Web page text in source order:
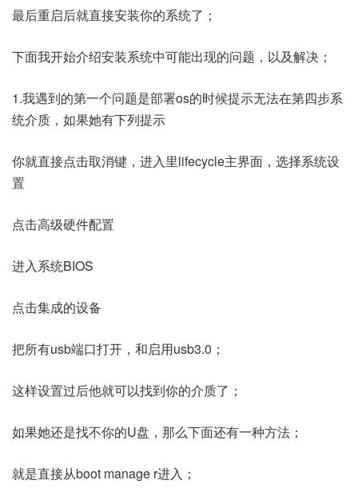
最后重启后就直接安装你的系统了；
下面我开始介绍安装系统中可能出现的问题，以及解决；
1.我遇到的第一个问题是部署os的时候提示无法在第四步系
统介质，如果她有下列提示
你就直接点击取消键，进入里lifecycle主界面，选择系统设
置
点击高级硬件配置
进入系统BIOS
点击集成的设备
把所有usb端口打开，和启用usb3.0；
这样设置过后他就可以找到你的介质了；
如果她还是找不你的U盘，那么下面还有一种方法；
就是直接从boot manage r进入；